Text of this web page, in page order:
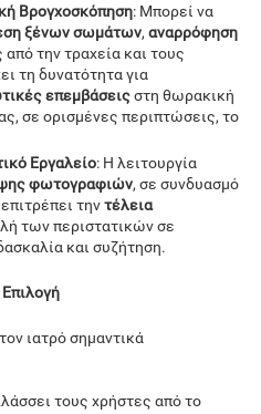
Βρογχοσκόπηση: Μπορεί να
ξένων σωμάτων, αναρρόφηση
την τραχεία και τους
τη δυνατότητα για
επεμβάσειςστη θωρακική
σε ορισμένες περιπτώσεις, το
Εργαλείο: Η λειτουργία
φωτογραφιών, σε συνδυασμό
επιτρέπει τηντέλεια
των περιστατικών σε
και συζήτηση.
Επιλογή
ιατρό σημαντικά
τους χρήστες από το